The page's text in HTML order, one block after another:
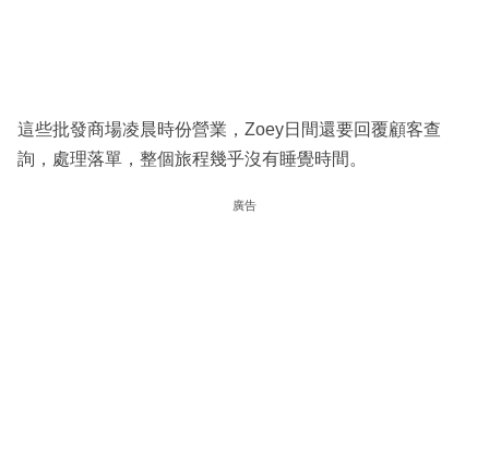
這些批發商場凌晨時份營業，Zoey日間還要回覆顧客查
詢，處理落單，整個旅程幾乎沒有睡覺時間。
廣告